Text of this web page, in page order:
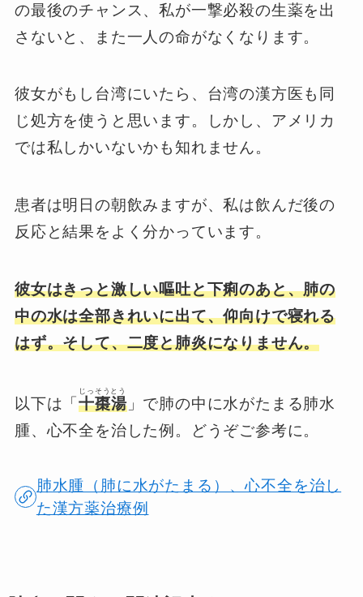
の最後のチャンス、私が一撃必殺の生薬を出
さないと、また一人の命がなくなります。
彼女がもし台湾にいたら、台湾の漢方医も同
じ処方を使うと思います。しかし、アメリカ
では私しかいないかも知れません。
患者は明日の朝飲みますが、私は飲んだ後の
反応と結果をよく分かっています。
彼女はきっと激しい嘔吐と下痢のあと、肺の
中の水は全部きれいに出て、仰向けで寝れる
はず。そして、二度と肺炎になりません。
以下は「十棗湯
じっそうとう
」で肺の中に水がたまる肺水
腫、心不全を治した例。どうぞご参考に。
肺水腫（肺に水がたまる）、心不全を治し
た漢方薬治療例